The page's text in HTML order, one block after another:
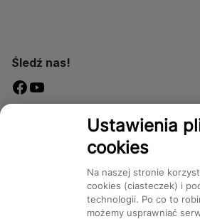
Śledź nas!
Dostępność
Kategorie Produkty Marki
Ustawienia
cookies
Na naszej stronie
cookies (ciasteczek) i
technologii. Po co to
możemy usprawniać